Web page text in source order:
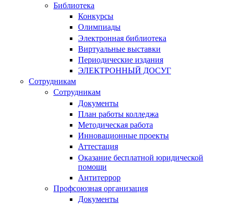
Библиотека
Конкурсы
Олимпиады
Электронная библиотека
Виртуальные выставки
Периодические издания
ЭЛЕКТРОННЫЙ ДОСУГ
Сотрудникам
Сотрудникам
Документы
План работы колледжа
Методическая работа
Инновационные проекты
Аттестация
Оказание бесплатной юридической
помощи
Антитеррор
Профсоюзная организация
Документы